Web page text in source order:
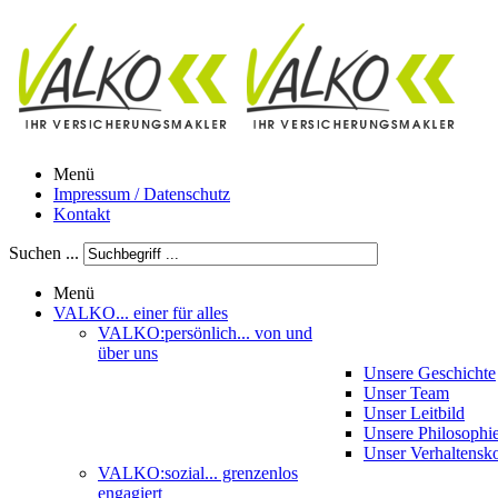
Menü
Impressum / Datenschutz
Kontakt
Suchen ...
Menü
VALKO... einer für alles
VALKO:persönlich... von und
über uns
Unsere Geschichte
Unser Team
Unser Leitbild
Unsere
Unser
VALKO:sozial... grenzenlos
engagiert